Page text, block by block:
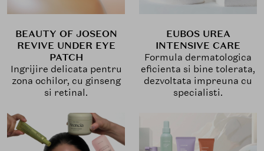
BEAUTY OF JOSEON
REVIVE UNDER EYE
PATCH
Ingrijire delicata pentru
zona ochilor, cu ginseng
si retinal.
EUBOS UREA
INTENSIVE CARE
Formula dermatologica
eficienta si bine tolerata,
dezvoltata impreuna cu
specialisti.